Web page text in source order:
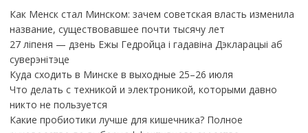
Как Менск стал Минском: зачем советская власть изменила
название, существовавшее почти тысячу лет
27 ліпеня — дзень Ежы Гедройца і гадавіна Дэкларацыі аб
суверэнітэце
Куда сходить в Минске в выходные 25–26 июля
Что делать с техникой и электроникой, которыми давно
никто не пользуется
Какие пробиотики лучше для кишечника? Полное